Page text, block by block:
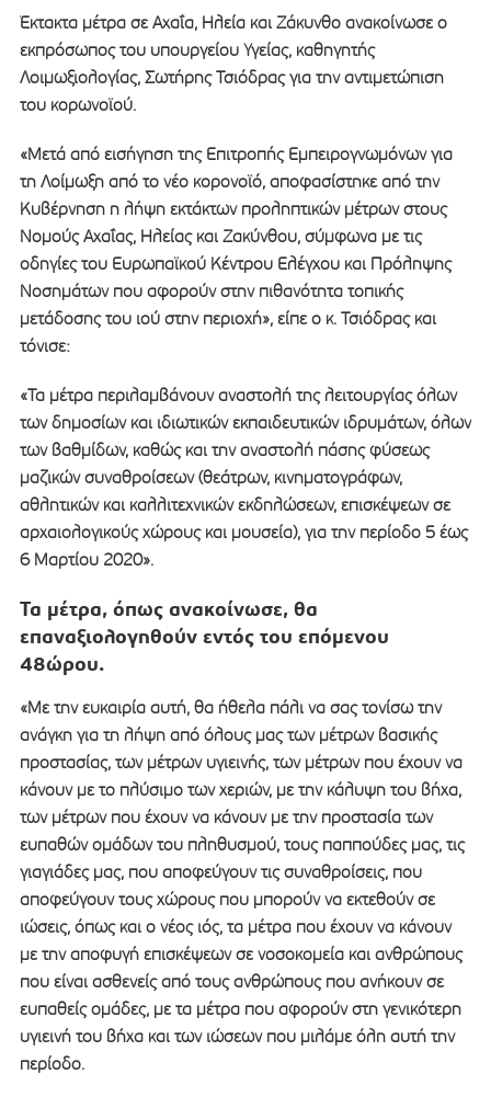
Έκτακτα μέτρα σε Αχαΐα, Ηλεία και Ζάκυνθο ανακοίνωσε ο
εκπρόσωπος του υπουργείου Υγείας, καθηγητής
Λοιμωξιολογίας, Σωτήρης Τσιόδρας για την αντιμετώπιση
του κορωνοϊού.
«Μετά από εισήγηση της Επιτροπής Εμπειρογνωμόνων για
τη Λοίμωξη από το νέο κορονοϊό, αποφασίστηκε από την
Κυβέρνηση η λήψη εκτάκτων προληπτικών μέτρων στους
Νομούς Αχαΐας, Ηλείας και Ζακύνθου, σύμφωνα με τις
οδηγίες του Ευρωπαϊκού Κέντρου Ελέγχου και Πρόληψης
Νοσημάτων που αφορούν στην πιθανότητα τοπικής
μετάδοσης του ιού στην περιοχή», είπε ο κ. Τσιόδρας και
τόνισε:
«Τα μέτρα περιλαμβάνουν αναστολή της λειτουργίας όλων
των δημοσίων και ιδιωτικών εκπαιδευτικών ιδρυμάτων, όλων
των βαθμίδων, καθώς και την αναστολή πάσης φύσεως
μαζικών συναθροίσεων (θεάτρων, κινηματογράφων,
αθλητικών και καλλιτεχνικών εκδηλώσεων, επισκέψεων σε
αρχαιολογικούς χώρους και μουσεία), για την περίοδο 5 έως
6 Μαρτίου 2020».
Τα μέτρα, όπως ανακοίνωσε, θα
επαναξιολογηθούν εντός του επόμενου
48ώρου.
«Με την ευκαιρία αυτή, θα ήθελα πάλι να σας τονίσω την
ανάγκη για τη λήψη από όλους μας των μέτρων βασικής
προστασίας, των μέτρων υγιεινής, των μέτρων που έχουν να
κάνουν με το πλύσιμο των χεριών, με την κάλυψη του βήχα,
των μέτρων που έχουν να κάνουν με την προστασία των
ευπαθών ομάδων του πληθυσμού, τους παππούδες μας, τις
γιαγιάδες μας, που αποφεύγουν τις συναθροίσεις, που
αποφεύγουν τους χώρους που μπορούν να εκτεθούν σε
ιώσεις, όπως και ο νέος ιός, τα μέτρα που έχουν να κάνουν
με την αποφυγή επισκέψεων σε νοσοκομεία και ανθρώπους
που είναι ασθενείς από τους ανθρώπους που ανήκουν σε
ευπαθείς ομάδες, με τα μέτρα που αφορούν στη γενικότερη
υγιεινή του βήχα και των ιώσεων που μιλάμε όλη αυτή την
περίοδο.